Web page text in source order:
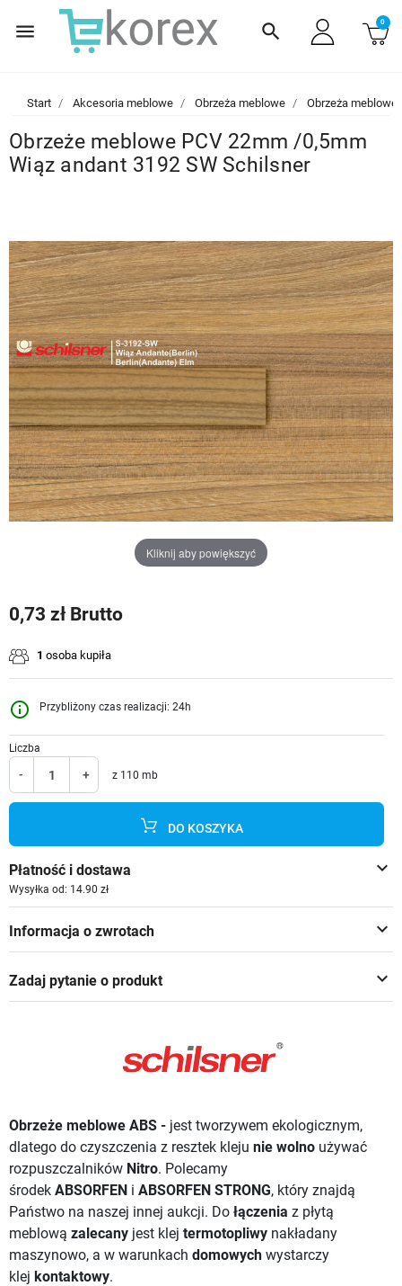
menu search 0
Start Akcesoria meblowe Obrzeża meblowe Obrzeża meblowe
Obrzeże meblowe PCV 22mm /0,5mm
Wiąz andant 3192 SW Schilsner
Kliknij aby powiększyć
0,73 zł Brutto
1 osoba kupiła
info_outline Przybliżony czas realizacji: 24h
Liczba
- + z 110 mb
DO KOSZYKA
keyboard_arrow_down
Płatność i dostawa
Wysyłka od: 14.90 zł
keyboard_arrow_down
Informacja o zwrotach
keyboard_arrow_down
Zadaj pytanie o produkt
Obrzeże meblowe ABS - jest tworzywem ekologicznym,
dlatego do czyszczenia z resztek kleju nie wolno używać
rozpuszczalników Nitro. Polecamy
środek ABSORFEN i ABSORFEN STRONG, który znajdą
Państwo na naszej innej aukcji. Do łączenia z płytą
meblową zalecany jest klej termotopliwy nakładany
maszynowo, a w warunkach domowych wystarczy
klej kontaktowy.